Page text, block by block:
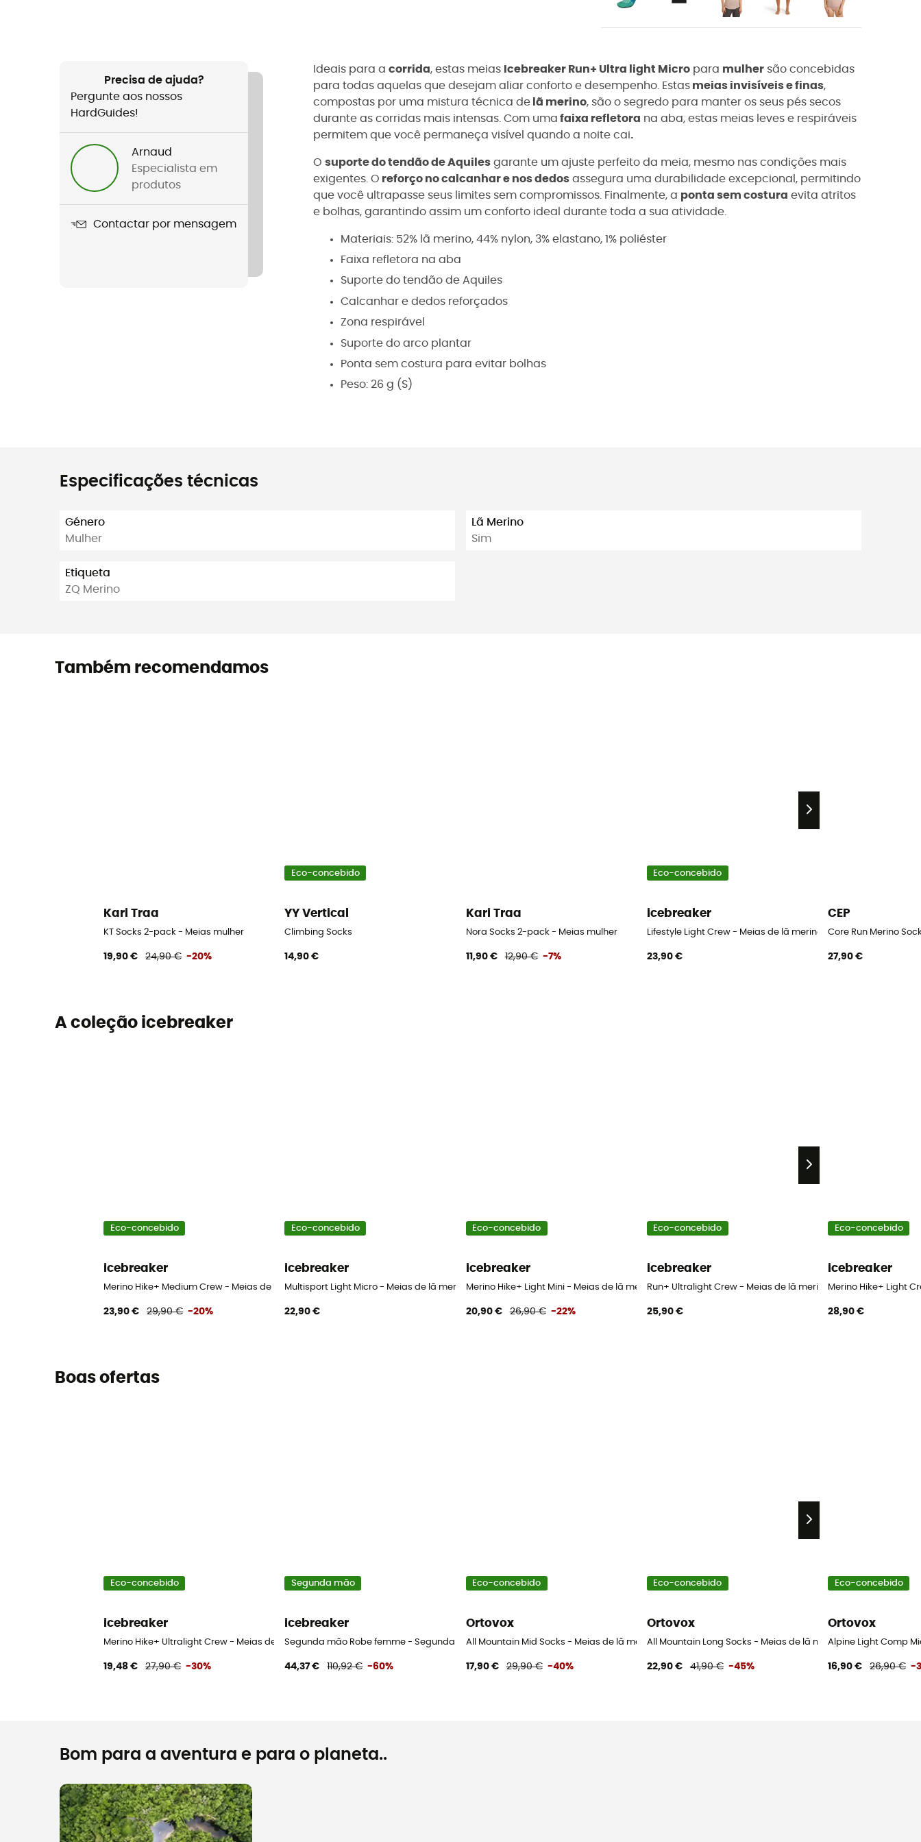
Precisa de ajuda?
Pergunte aos nossos
HardGuides!
Arnaud
Especialista em
produtos
Contactar por mensagem
Ideais para a corrida, estas meias Icebreaker Run+ Ultra light Micro para mulher são concebidas
para todas aquelas que desejam aliar conforto e desempenho. Estas meias invisíveis e finas,
compostas por uma mistura técnica de lã merino, são o segredo para manter os seus pés secos
durante as corridas mais intensas. Com uma faixa refletora na aba, estas meias leves e respiráveis
permitem que você permaneça visível quando a noite cai.
O suporte do tendão de Aquiles garante um ajuste perfeito da meia, mesmo nas condições mais
exigentes. O reforço no calcanhar e nos dedos assegura uma durabilidade excepcional, permitindo
que você ultrapasse seus limites sem compromissos. Finalmente, a ponta sem costura evita atritos
e bolhas, garantindo assim um conforto ideal durante toda a sua atividade.
Materiais: 52% lã merino, 44% nylon, 3% elastano, 1% poliéster
Faixa refletora na aba
Suporte do tendão de Aquiles
Calcanhar e dedos reforçados
Zona respirável
Suporte do arco plantar
Ponta sem costura para evitar bolhas
Peso: 26 g (S)
Especificações técnicas
Género
Mulher
Etiqueta
ZQ Merino
Lã Merino
Sim
Também recomendamos
Kari Traa
KT Socks 2-pack - Meias mulher
19,90 € 24,90 € -20%
Eco-concebido
YY Vertical
Climbing Socks
14,90 €
Kari Traa
Nora Socks 2-pack - Meias mulher
11,90 € 12,90 € -7%
Eco-concebido
icebreaker
Lifestyle Light Crew - Meias de lã merino mulher
23,90 €
CEP
Core Run Merino
27,90 €
A coleção icebreaker
Eco-concebido
icebreaker
Merino Hike+ Medium Crew - Meias de lã merino mulher
23,90 € 29,90 € -20%
Eco-concebido
icebreaker
Multisport Light Micro - Meias de lã merino mulher
22,90 €
Eco-concebido
icebreaker
Merino Hike+ Light Mini - Meias de lã merino mulher
20,90 € 26,90 € -22%
Eco-concebido
icebreaker
Run+ Ultralight Crew - Meias de lã merino mulher
25,90 €
Eco-concebido
icebreaker
Merino Hike+ Light
28,90 €
Boas ofertas
Eco-concebido
icebreaker
Merino Hike+ Ultralight Crew - Meias de lã merino mulher
19,48 € 27,90 € -30%
Segunda mão
icebreaker
Segunda mão Robe femme - Segunda mão Vestido mulher - Preto
44,37 € 110,92 € -60%
Eco-concebido
Ortovox
All Mountain Mid Socks - Meias de lã merino mulher
17,90 € 29,90 € -40%
Eco-concebido
Ortovox
All Mountain Long Socks - Meias de lã merino mulher
22,90 € 41,90 € -45%
Eco-concebido
Ortovox
Alpine Light Comp
16,90 € 26,90 € -
Bom para a aventura e para o planeta..